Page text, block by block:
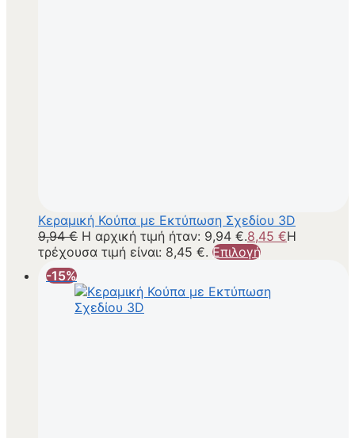
Κεραμική Κούπα με Εκτύπωση Σχεδίου 3D
9,94€ Η αρχική τιμή ήταν: 9,94 €.8,45 €Η
τρέχουσα τιμή είναι: 8,45 €. Επιλογή
-15%